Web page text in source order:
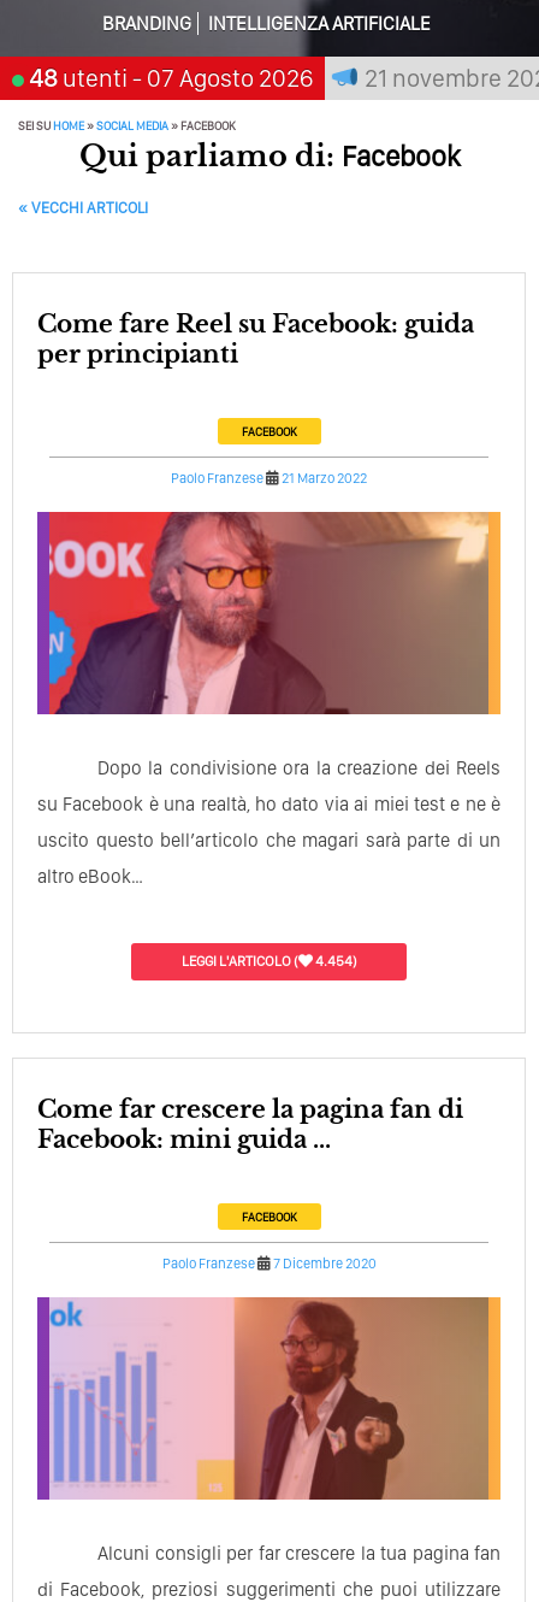
Tutto Peggiorerà
Quali Sono Gli Errori Della Comunicazione Politica? Il
Caso Delle Braccia Incrociate
Come Promuoversi Nel Wedding? Il Mio Intervento Per
L’Accademia Del Wedding
BRANDING
INTELLIGENZA ARTIFICIALE
48 utenti - 07 Agosto 2026
aspetta, scegli: 21 novembre 2026San
SEI SUHOME»SOCIAL MEDIA»FACEBOOK
Qui parliamo di: Facebook
POST NAVIGATION
« VECCHI ARTICOLI
Come fare Reel su Facebook: guida
per principianti
FACEBOOK
Paolo Franzese 21 Marzo 2022
Dopo la condivisione ora la creazione dei Reels
su Facebook è una realtà, ho dato via ai miei test e ne è
uscito questo bell’articolo che magari sarà parte di un
altro eBook…
LEGGI L'ARTICOLO( 4.454)
Come far crescere la pagina fan di
Facebook: mini guida ...
FACEBOOK
Paolo Franzese 7 Dicembre 2020
Alcuni consigli per far crescere la tua pagina fan
di Facebook, preziosi suggerimenti che puoi utilizzare